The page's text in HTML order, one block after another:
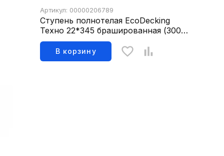
Артикул: 00000206789
Ступень полнотелая EcoDecking
Техно 22*345 брашированная (3000
ВЕНГЕ)
В корзину